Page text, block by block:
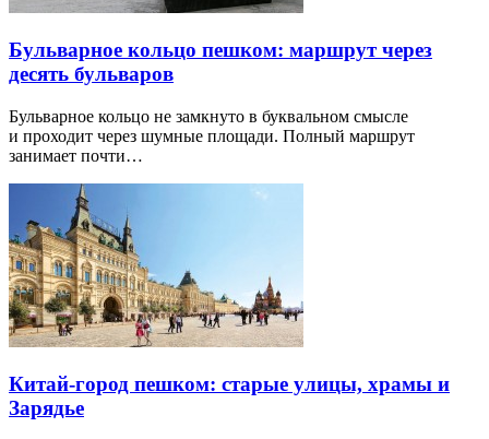
Бульварное кольцо пешком: маршрут через
десять бульваров
Бульварное кольцо не замкнуто в буквальном смысле
и проходит через шумные площади. Полный маршрут
занимает почти…
Китай-город пешком: старые улицы, храмы и
Зарядье